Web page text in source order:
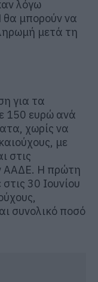
λόγω
μπορούν να
μετά τη
για τα
150 ευρώ ανά
χωρίς να
με
στις
ΑΑΔΕ. Η πρώτη
30 Ιουνίου
συνολικό ποσό